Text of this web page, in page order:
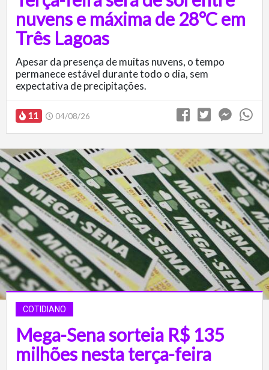
nuvens e máxima de 28°C em
Três Lagoas
Apesar da presença de muitas nuvens, o tempo
permanece estável durante todo o dia, sem
expectativa de precipitações.
11 04/08/26
COTIDIANO
Mega-Sena sorteia R$ 135
milhões nesta terça-feira